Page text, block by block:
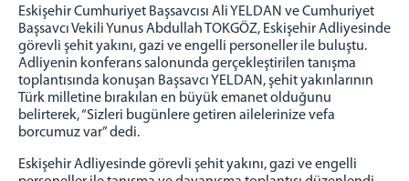
RESİM GALERİSİ
TANITIM FİLMİ
YILLIK FAALİYET RAPORLARI
2016 YILLIK FAALİYET RAPORU
2017 YILLIK FAALİYET RAPORU
2019 YILLIK FAALİYET RAPORU
Eskişehir Cumhuriyet Başsavcısı Ali YELDAN ve Cumhuriyet
Başsavcı Vekili Yunus Abdullah TOKGÖZ, Eskişehir Adliyesinde
görevli şehit yakını, gazi ve engelli personeller ile buluştu.
Adliyenin konferans salonunda gerçekleştirilen tanışma
toplantısında konuşan Başsavcı YELDAN, şehit yakınlarının
Türk milletine bırakılan en büyük emanet olduğunu
belirterek, “Sizleri bugünlere getiren ailelerinize vefa
borcumuz var” dedi.
Eskişehir Adliyesinde görevli şehit yakını, gazi ve engelli